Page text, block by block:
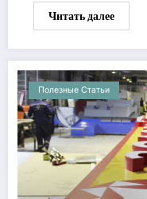
Читать далее
Полезные Статьи